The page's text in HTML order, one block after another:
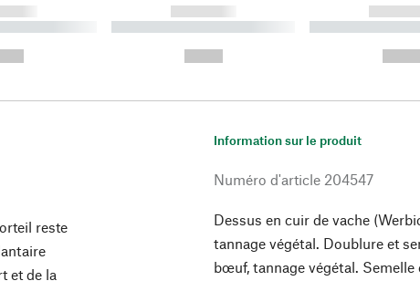
----------
------------
----------- ----------- ----------
-----------
reste
et de la
Information sur le produit
Numéro d'article 204547
Dessus en cuir de vache
tannage végétal. Doublure et
bœuf, tannage végétal.